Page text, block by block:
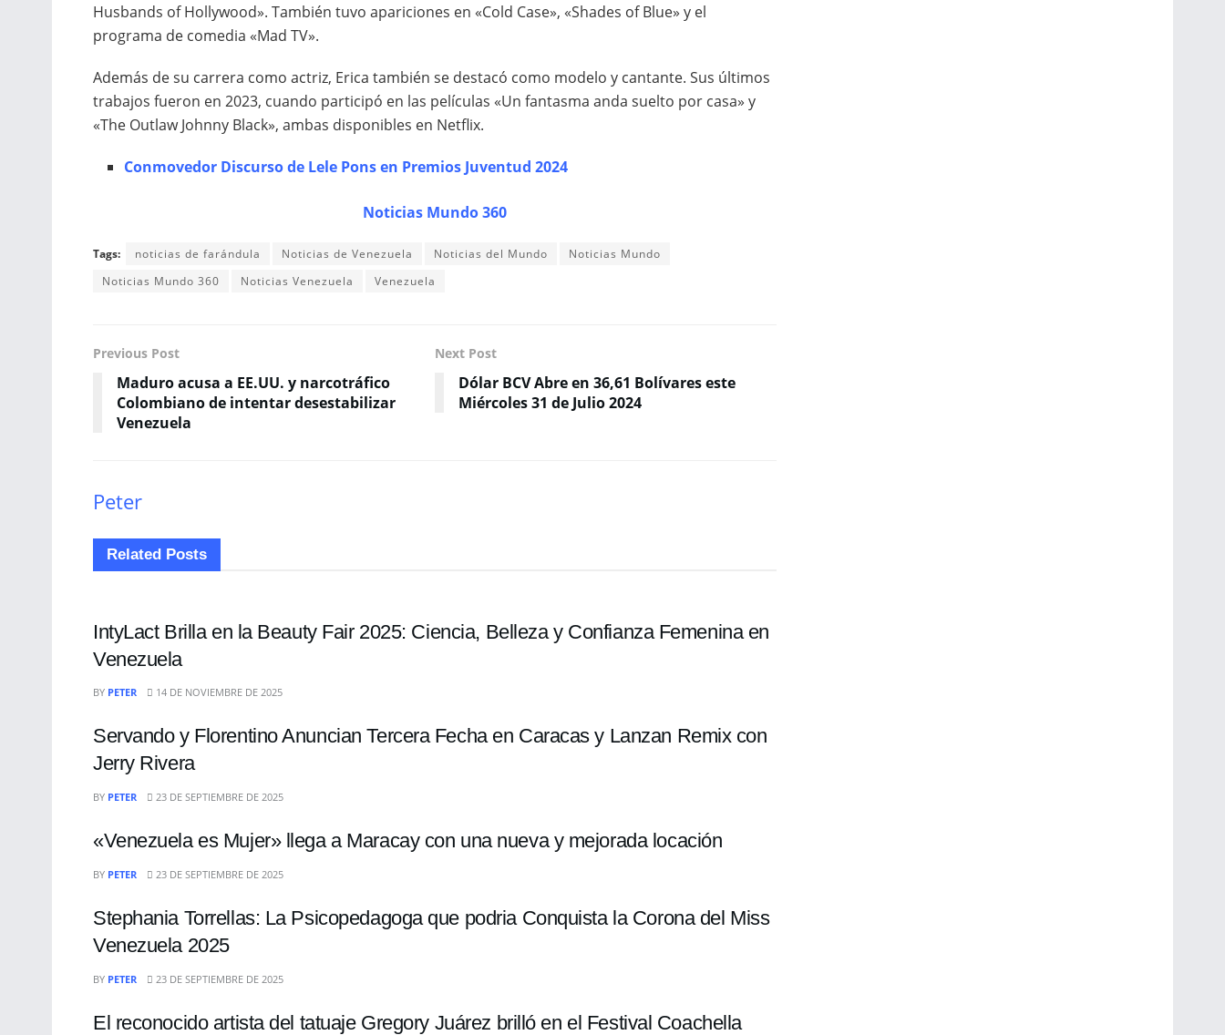
Husbands of Hollywood». También tuvo apariciones en «Cold Case», «Shades of Blue» y el
programa de comedia «Mad TV».
Además de su carrera como actriz, Erica también se destacó como modelo y cantante. Sus últimos
trabajos fueron en 2023, cuando participó en las películas «Un fantasma anda suelto por casa» y
«The Outlaw Johnny Black», ambas disponibles en Netflix.
Conmovedor Discurso de Lele Pons en Premios Juventud 2024
Noticias Mundo 360
Tags: noticias de farándula Noticias de Venezuela Noticias del Mundo
Noticias Mundo
Noticias Mundo 360
Noticias Venezuela Venezuela
Previous Post
Maduro acusa a EE.UU. y narcotráfico
Colombiano de intentar desestabilizar
Venezuela
Next Post
Dólar BCV Abre en 36,61 Bolívares este
Miércoles 31 de Julio 2024
Peter
Related Posts
IntyLact Brilla en la Beauty Fair 2025: Ciencia, Belleza y Confianza Femenina en
Venezuela
BY PETER 14 DE NOVIEMBRE DE 2025
Servando y Florentino Anuncian Tercera Fecha en Caracas y Lanzan Remix con
Jerry Rivera
BY PETER 23 DE SEPTIEMBRE DE 2025
«Venezuela es Mujer» llega a Maracay con una nueva y mejorada locación
BY PETER 23 DE SEPTIEMBRE DE 2025
Stephania Torrellas: La Psicopedagoga que podria Conquista la Corona del Miss
Venezuela 2025
BY PETER 23 DE SEPTIEMBRE DE 2025
El reconocido artista del tatuaje Gregory Juárez brilló en el Festival Coachella